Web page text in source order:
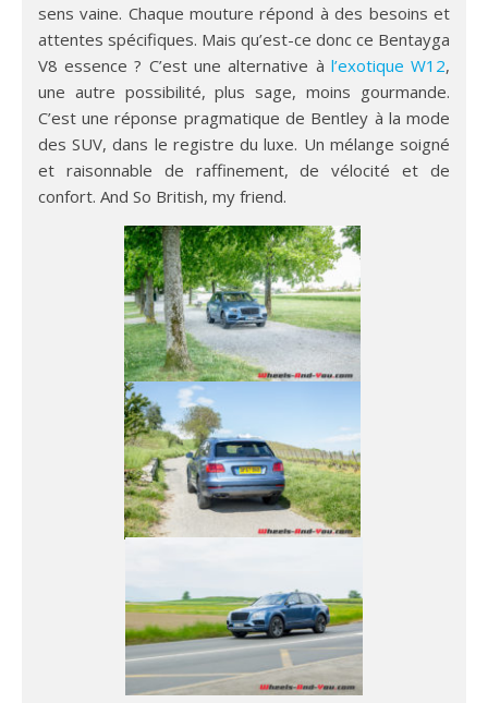
sens vaine. Chaque mouture répond à des besoins et
attentes spécifiques. Mais qu’est-ce donc ce Bentayga
V8 essence ? C’est une alternative à l’exotique W12,
une autre possibilité, plus sage, moins gourmande.
C’est une réponse pragmatique de Bentley à la mode
des SUV, dans le registre du luxe. Un mélange soigné
et raisonnable de raffinement, de vélocité et de
confort. And So British, my friend.